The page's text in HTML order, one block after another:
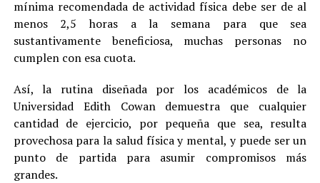
mínima recomendada de actividad física debe ser de al
menos 2,5 horas a la semana para que sea
sustantivamente beneficiosa, muchas personas no
cumplen con esa cuota.
Así, la rutina diseñada por los académicos de la
Universidad Edith Cowan demuestra que cualquier
cantidad de ejercicio, por pequeña que sea, resulta
provechosa para la salud física y mental, y puede ser un
punto de partida para asumir compromisos más
grandes.